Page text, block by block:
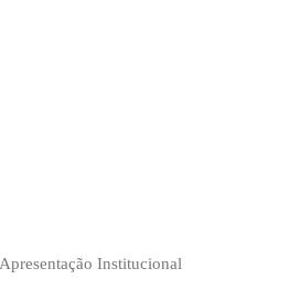
Institucional